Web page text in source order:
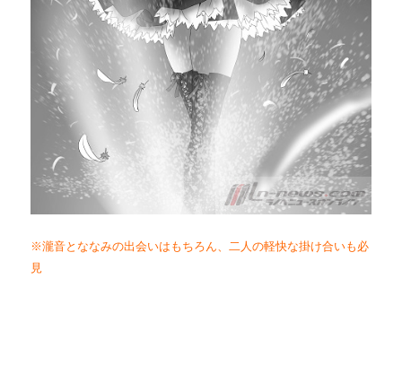
※瀧音とななみの出会いはもちろん、二人の軽快な掛け合いも必
見